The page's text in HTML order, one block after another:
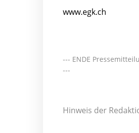
www.egk.ch
--- ENDE
---
Hinweis der